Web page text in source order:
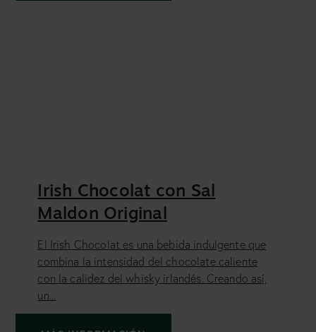
Irish Chocolat con Sal
Maldon Original
El Irish Chocolat es una bebida indulgente que
combina la intensidad del chocolate caliente
con la calidez del whisky irlandés. Creando así,
un...